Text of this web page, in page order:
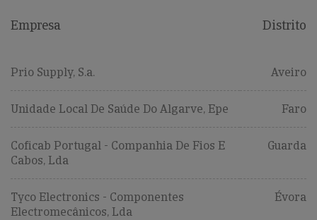
Empresa Distrito
Prio Supply, S.a. Aveiro
Unidade Local De Saúde Do Algarve, Epe Faro
Coficab Portugal - Companhia De Fios E
Cabos, Lda
Guarda
Tyco Electronics - Componentes
Electromecânicos, Lda
Évora